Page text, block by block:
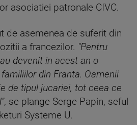
asociatiei patronale CIVC.
de asemenea de suferit din
a francezilor. "Pentru
devenit in acest an o
din Franta. Oamenii
de tipul jucariei, tot ceea ce
, se plange Serge Papin, seful
Systeme U.